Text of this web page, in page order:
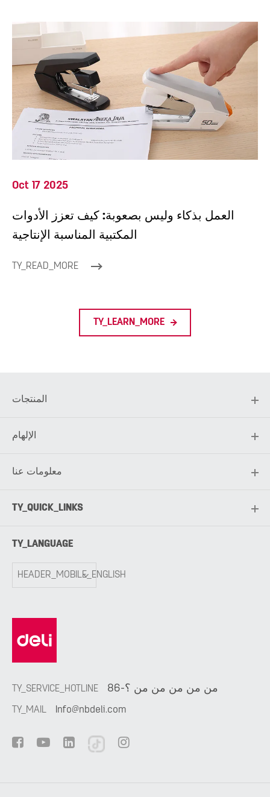
Oct 17 2025
العمل بذكاء وليس بصعوبة: كيف تعزز الأدوات
المكتبية المناسبة الإنتاجية
TY_READ_MORE
TY_LEARN_MORE
المنتجات
الإلهام
معلومات عنا
TY_QUICK_LINKS
TY_LANGUAGE
HEADER_MOBILE_ENGLISH
TY_SERVICE_HOTLINE 86-من من من من من ؟
TY_MAIL Info@nbdeli.com